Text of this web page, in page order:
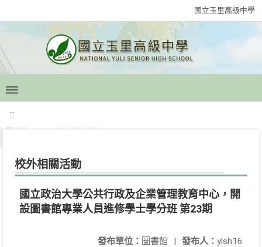
國立玉里高級中學
:::
校外相關活動
國立政治大學公共行政及企業管理教育中心，開
設圖書館專業人員進修學士學分班 第23期
發布人： ylsh16
發布單位： 圖書館 |